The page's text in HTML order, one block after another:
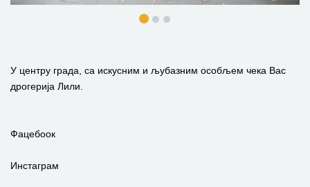
У центру града, са искусним и љубазним особљем чека Вас
дрогерија Лили.
Фацебоок
Инстаграм